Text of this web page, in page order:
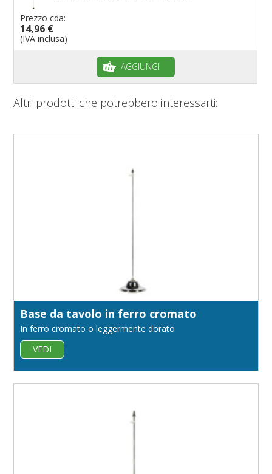
Prezzo cda:
14,96 €
(IVA inclusa)
AGGIUNGI
Altri prodotti che potrebbero interessarti:
Base da tavolo in ferro cromato
In ferro cromato o leggermente dorato
VEDI